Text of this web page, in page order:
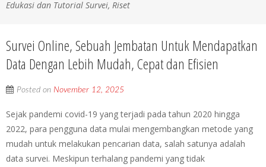
Edukasi dan Tutorial Survei, Riset
Survei Online, Sebuah Jembatan Untuk Mendapatkan
Data Dengan Lebih Mudah, Cepat dan Efisien
Posted on November 12, 2025
Sejak pandemi covid-19 yang terjadi pada tahun 2020 hingga
2022, para pengguna data mulai mengembangkan metode yang
mudah untuk melakukan pencarian data, salah satunya adalah
data survei. Meskipun terhalang pandemi yang tidak